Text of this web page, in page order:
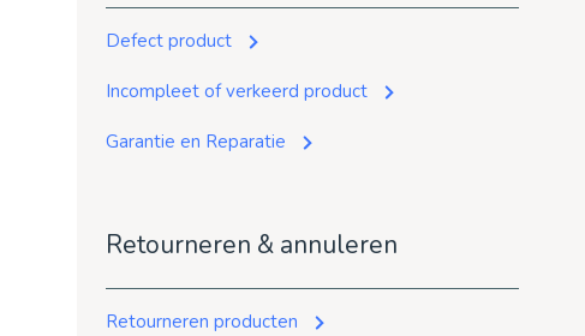
Defect product
Incompleet of verkeerd product
Garantie en Reparatie
Retourneren & annuleren
Retourneren producten